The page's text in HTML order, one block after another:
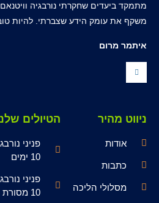
מתמקד ביעדים שחקרתי נורבגיה
משקף את עומק הידע שצברתי. להיות
איתמר מרום
ניווט מהיר
אודות
כתבות
מסלולי הליכה
הטיולים
פניני
10 ימים
פניני
10 מסורת